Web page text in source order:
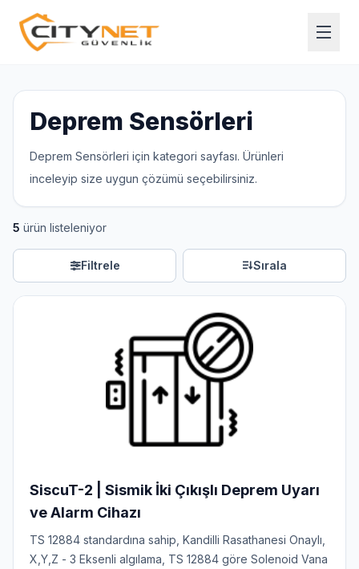
Deprem Sensörleri
Deprem Sensörleri için kategori sayfası. Ürünleri
inceleyip size uygun çözümü seçebilirsiniz.
5 ürün listeleniyor
Filtrele Sırala
SiscuT-2 | Sismik İki Çıkışlı Deprem Uyarı
ve Alarm Cihazı
TS 12884 standardına sahip, Kandilli Rasathanesi Onaylı,
X,Y,Z - 3 Eksenli algılama, TS 12884 göre Solenoid Vana